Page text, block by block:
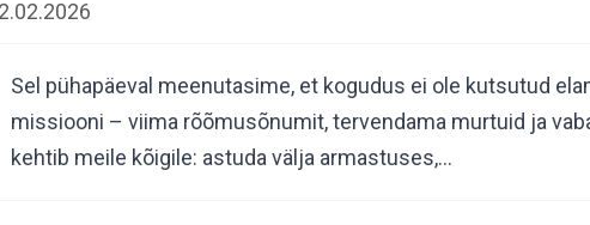
Sel pühapäeval meenutasime, et kogudus ei ole kutsutud
missiooni – viima rõõmusõnumit, tervendama murtuid ja
kehtib meile kõigile: astuda välja armastuses,…